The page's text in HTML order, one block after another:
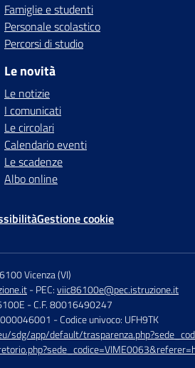
Famiglie e studenti
Personale scolastico
Percorsi di studio
Le novità
Le notizie
I comunicati
Le circolari
Calendario eventi
Le scadenze
Albo online
Gestione cookie
Vicenza (VI)
- PEC:viic86100e@pec.istruzione.it
- C.F. 80016490247
- Codice univoco: UFH9TK
sdg/app/default/